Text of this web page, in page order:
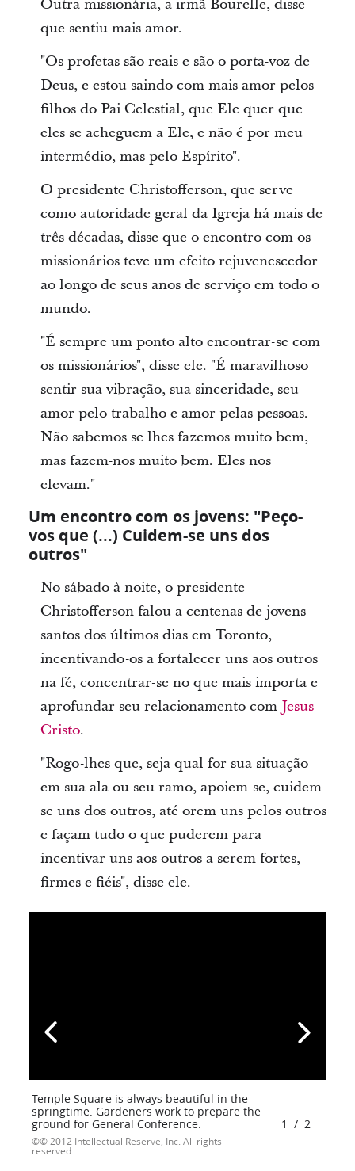
Outra missionária, a irmã Bourelle, disse
que sentiu mais amor.
"Os profetas são reais e são o porta-voz de
Deus, e estou saindo com mais amor pelos
filhos do Pai Celestial, que Ele quer que
eles se acheguem a Ele, e não é por meu
intermédio, mas pelo Espírito".
O presidente Christofferson, que serve
como autoridade geral da Igreja há mais de
três décadas, disse que o encontro com os
missionários teve um efeito rejuvenescedor
ao longo de seus anos de serviço em todo o
mundo.
"É sempre um ponto alto encontrar-se com
os missionários", disse ele. "É maravilhoso
sentir sua vibração, sua sinceridade, seu
amor pelo trabalho e amor pelas pessoas.
Não sabemos se lhes fazemos muito bem,
mas fazem-nos muito bem. Eles nos
elevam."
Um encontro com os jovens: "Peço-
vos que (...) Cuidem-se uns dos
outros"
No sábado à noite, o presidente
Christofferson falou a centenas de jovens
santos dos últimos dias em Toronto,
incentivando-os a fortalecer uns aos outros
na fé, concentrar-se no que mais importa e
aprofundar seu relacionamento com Jesus
Cristo.
"Rogo-lhes que, seja qual for sua situação
em sua ala ou seu ramo, apoiem-se, cuidem-
se uns dos outros, até orem uns pelos outros
e façam tudo o que puderem para
incentivar uns aos outros a serem fortes,
firmes e fiéis", disse ele.
Temple Square is always beautiful in the
springtime. Gardeners work to prepare the
ground for General Conference.
© 2012 Intellectual Reserve, Inc. All rights
reserved.
1 / 2